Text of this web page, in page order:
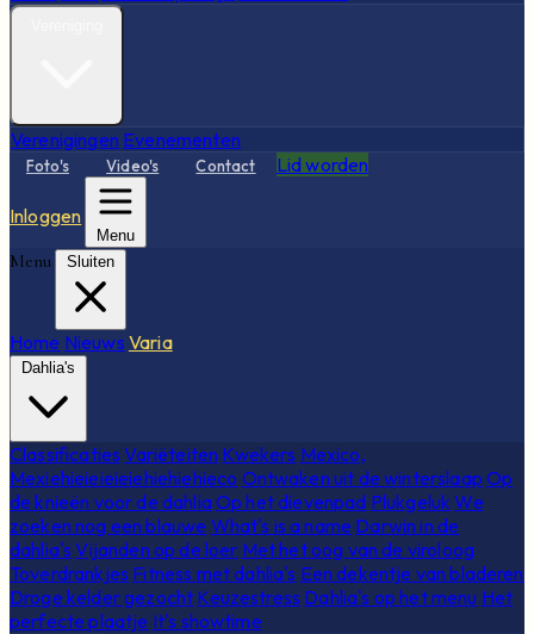
Verenigingen Evenementen
Foto's Video's Contact Lid worden
Inloggen
Menu
Menu Sluiten
Home Nieuws Varia
Dahlia's
Classificaties Variëteiten Kwekers Mexico,
Mexiehieieieieiehiehiehieco Ontwaken uit de winterslaap Op
de knieën voor de dahliaOp het dievenpad Plukgeluk We
zoeken nog een blauwe What's is a name Darwin in de
dahlia's Vijanden op de loer Met het oog van de viroloog
Toverdrankjes Fitness met dahlia's Een dekentje van bladeren
Droge kelder gezocht Keuzestress Dahlia's op het menu Het
perfecte plaatje It's showtime